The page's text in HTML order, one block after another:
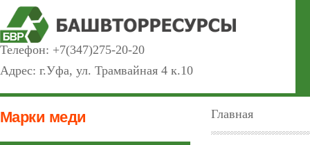
Телефон: +7(347)275-20-20
Адрес: г.Уфа, ул. Трамвайная 4 к.10
Марки меди Главная